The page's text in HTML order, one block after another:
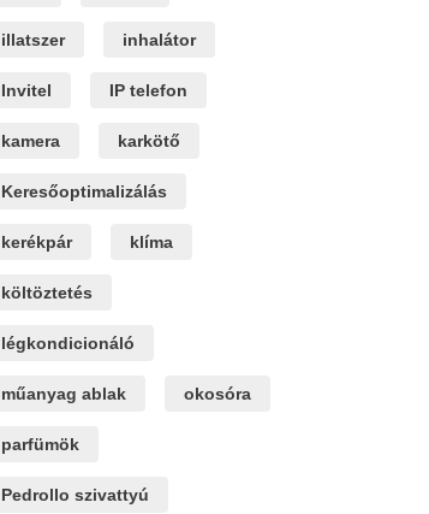
illatszer inhalátor
Invitel IP telefon
kamera karkötő
Keresőoptimalizálás
kerékpár klíma
költöztetés
légkondicionáló
műanyag ablak okosóra
parfümök
Pedrollo szivattyú